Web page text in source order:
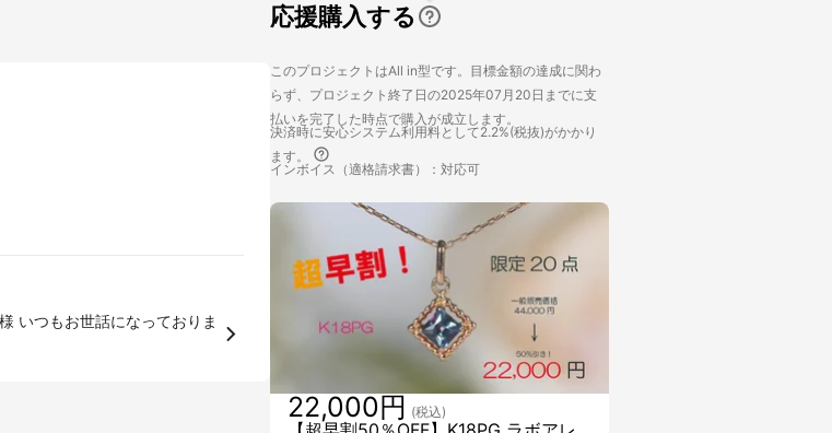
応援購入する
このプロジェクトはAll in型です。目標金額の達成に関わ
らず、プロジェクト終了日の2025年07月20日までに支
払いを完了した時点で購入が成立します。
決済時に安心システム利用料として2.2%(税抜)がかかり
ます。
インボイス（適格請求書）：対応可
22,000円 (税込)